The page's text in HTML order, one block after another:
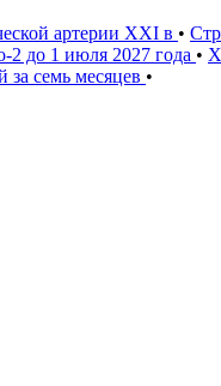
артерии XXI в •
2 до 1 июля 2027 года •
семь месяцев •